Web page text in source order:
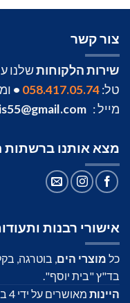
צור קשר
שירות הלקוחותשלנו
טל:058.417.05.74
•
מייל :
מצא אותנו ברשתות
אישורי רבנות
כל מוצרי הים , בוטרגה,
בד"ץ "בית יוסף".
היינות